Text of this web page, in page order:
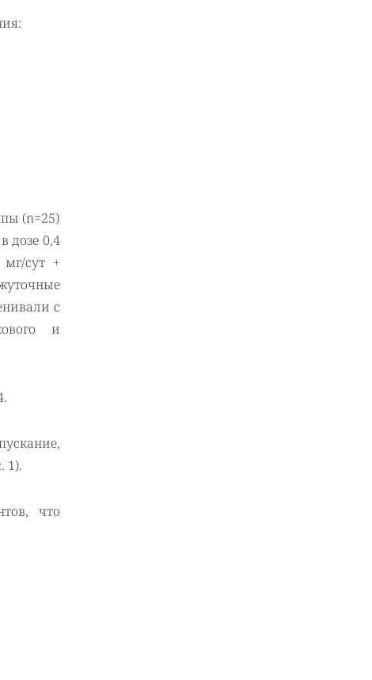
(n=25)
дозе 0,4
сут +
с
и
1).
что